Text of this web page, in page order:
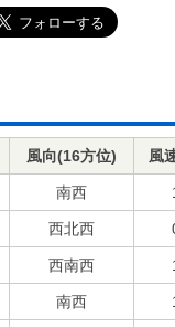
風向(16方位) 風
南西
西北西
西南西
南西